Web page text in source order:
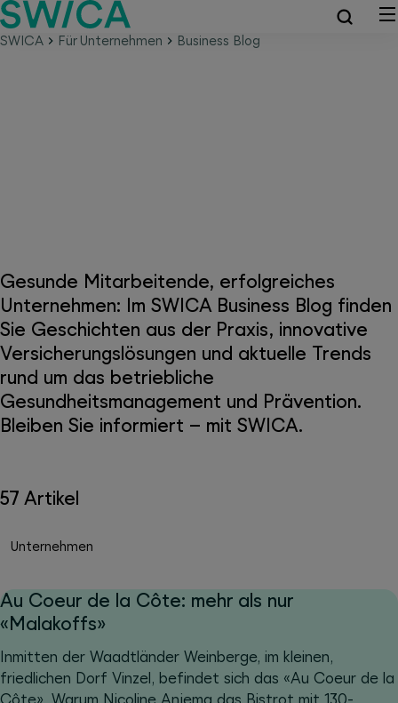
SWICA Für Unternehmen Business Blog
Gesunde Mitarbeitende, erfolgreiches
Unternehmen: Im SWICA Business Blog finden
Sie Geschichten aus der Praxis, innovative
Versicherungslösungen und aktuelle Trends
rund um das betriebliche
Gesundheitsmanagement und Prävention.
Bleiben Sie informiert – mit SWICA.
57 Artikel
Unternehmen
Au Coeur de la Côte: mehr als nur
«Malakoffs»
Inmitten der Waadtländer Weinberge, im kleinen,
friedlichen Dorf Vinzel, befindet sich das «Au Coeur de la
Côte». Warum Nicoline Anjema das Bistrot mit 130-